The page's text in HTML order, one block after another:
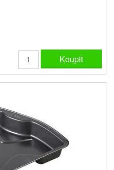
Koupit